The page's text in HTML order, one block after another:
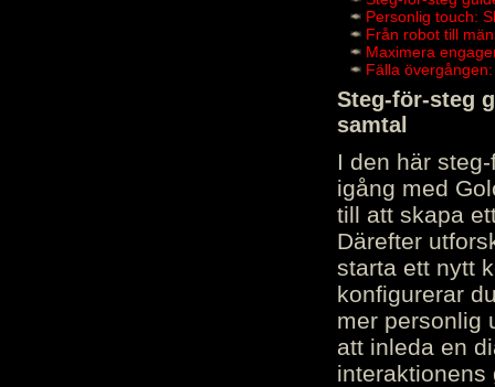
Personlig touch:
Från robot till
Maximera
Fälla
Steg-för-steg
samtal
I den här
igång med
till att skapa
Därefter
starta ett nytt
konfigurerar
mer personlig
att inleda en
interaktionens